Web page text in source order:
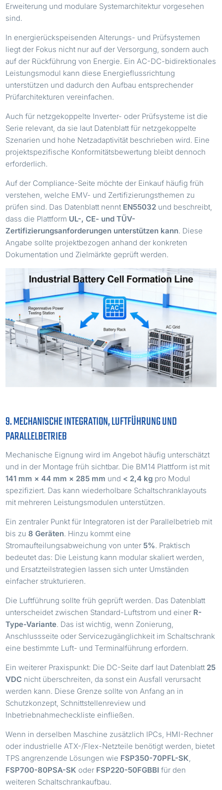
Erweiterung und modulare Systemarchitektur vorgesehen
sind.
In energierückspeisenden Alterungs- und Prüfsystemen
liegt der Fokus nicht nur auf der Versorgung, sondern auch
auf der Rückführung von Energie. Ein AC-DC-bidirektionales
Leistungsmodul kann diese Energieflussrichtung
unterstützen und dadurch den Aufbau entsprechender
Prüfarchitekturen vereinfachen.
Auch für netzgekoppelte Inverter- oder Prüfsysteme ist die
Serie relevant, da sie laut Datenblatt für netzgekoppelte
Szenarien und hohe Netzadaptivität beschrieben wird. Eine
projektspezifische Konformitätsbewertung bleibt dennoch
erforderlich.
Auf der Compliance-Seite möchte der Einkauf häufig früh
verstehen, welche EMV- und Zertifizierungsthemen zu
prüfen sind. Das Datenblatt nennt EN55032 und beschreibt,
dass die Plattform UL-, CE- und TÜV-
Zertifizierungsanforderungen unterstützen kann. Diese
Angabe sollte projektbezogen anhand der konkreten
Dokumentation und Zielmärkte geprüft werden.
9. MECHANISCHE INTEGRATION, LUFTFÜHRUNG UND
PARALLELBETRIEB
Mechanische Eignung wird im Angebot häufig unterschätzt
und in der Montage früh sichtbar. Die BM14 Plattform ist mit
141 mm × 44 mm × 285 mm und < 2,4 kg pro Modul
spezifiziert. Das kann wiederholbare Schaltschranklayouts
mit mehreren Leistungsmodulen unterstützen.
Ein zentraler Punkt für Integratoren ist der Parallelbetrieb mit
bis zu8 Geräten. Hinzu kommt eine
Stromaufteilungsabweichung von unter 5%. Praktisch
bedeutet das: Die Leistung kann modular skaliert werden,
und Ersatzteilstrategien lassen sich unter Umständen
einfacher strukturieren.
Die Luftführung sollte früh geprüft werden. Das Datenblatt
unterscheidet zwischen Standard-Luftstrom und einer R-
Type-Variante. Das ist wichtig, wenn Zonierung,
Anschlussseite oder Servicezugänglichkeit im Schaltschrank
eine bestimmte Luft- und Terminalführung erfordern.
Ein weiterer Praxispunkt: Die DC-Seite darf laut Datenblatt 25
VDC nicht überschreiten, da sonst ein Ausfall verursacht
werden kann. Diese Grenze sollte von Anfang an in
Schutzkonzept, Schnittstellenreview und
Inbetriebnahmecheckliste einfließen.
Wenn in derselben Maschine zusätzlich IPCs, HMI-Rechner
oder industrielle ATX-/Flex-Netzteile benötigt werden, bietet
TPS angrenzende Lösungen wie FSP350-70PFL-SK
FSP700-80PSA-SK oder FSP220-50FGBBI für den
weiteren Schaltschrankaufbau.